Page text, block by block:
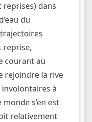
reprises) dans
du
reprise,
courant au
rejoindre la rive
à
s’en est
relativement